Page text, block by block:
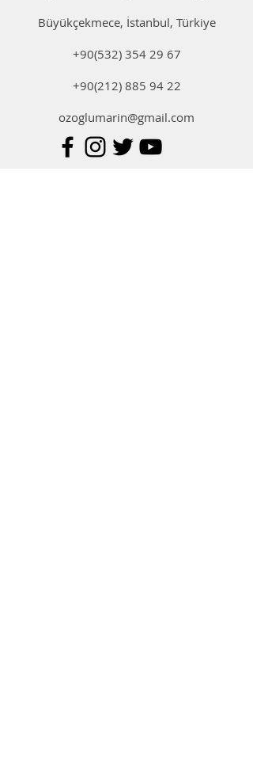
Büyükçekmece, İstanbul, Türkiye
+90(532) 354 29 67
+90(212) 885 94 22
ozoglumarin@gmail.com